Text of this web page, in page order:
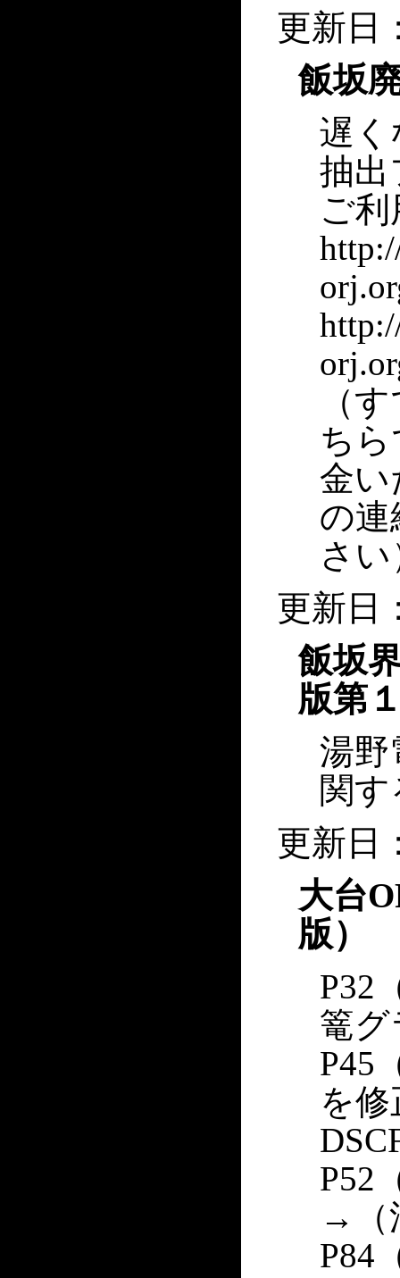
更新日
飯坂
遅く
抽出
ご
（
ち
金
の連
さい
更新日
飯坂
版第
湯野
関
更新日
大台
版）
P32
篭
P45
を
P52
→（
P84